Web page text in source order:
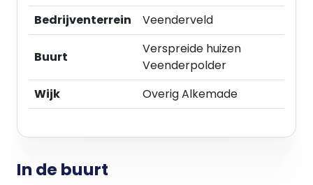
Huurtermijn
5 jaar + 5 verlengingsjaren
Huurprijsbetaling
Per maand vooruit.
Huurprijsaanpassing
Jaarlijks, voor het eerst één jaar na ingangsdatum
huurovereenkomst, conform het prijsindexcijfer
Alle Huishoudens (2015=100), gepubliceerd door
het Centraal Bureau voor de Statistiek te
Bedrijventerrein
Veenderveld
Buurt
Verspreide huizen
Veenderpolder
Wijk
Overig Alkemade
In de buurt